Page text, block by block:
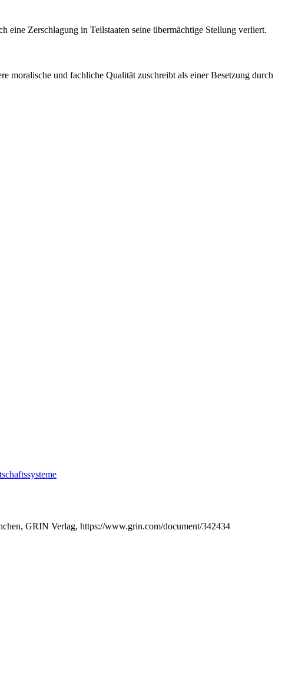
eine Zerschlagung in Teilstaaten seine übermächtige Stellung verliert.
moralische und fachliche Qualität zuschreibt als einer Besetzung durch
GRIN Verlag, https://www.grin.com/document/342434